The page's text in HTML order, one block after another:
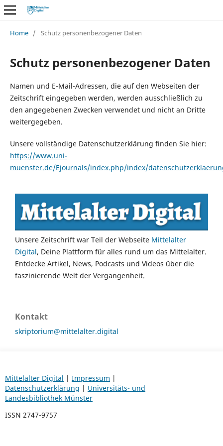
Home / Schutz personenbezogener Daten
Schutz personenbezogener Daten
Namen und E-Mail-Adressen, die auf den Webseiten der
Zeitschrift eingegeben werden, werden ausschließlich zu
den angegebenen Zwecken verwendet und nicht an Dritte
weitergegeben.
Unsere vollständige Datenschutzerklärung finden Sie hier:
https://www.uni-
muenster.de/Ejournals/index.php/index/
Unsere Zeitschrift war Teil der Webseite Mittelalter
Digital, Deine Plattform für alles rund um das Mittelalter.
Entdecke Artikel, News, Podcasts und Videos über die
faszinierende Welt der Vergangenheit.
Kontakt
skriptorium@mittelalter.digital
Mittelalter Digital | Impressum |
Datenschutzerklärung | Universitäts- und
Landesbibliothek Münster
ISSN 2747-9757